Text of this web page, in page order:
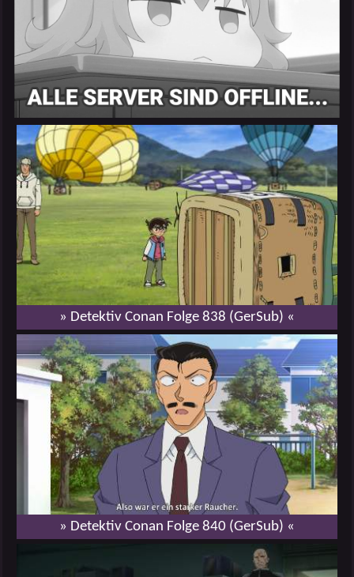
» Detektiv Conan Folge 838 (GerSub) «
» Detektiv Conan Folge 840 (GerSub) «